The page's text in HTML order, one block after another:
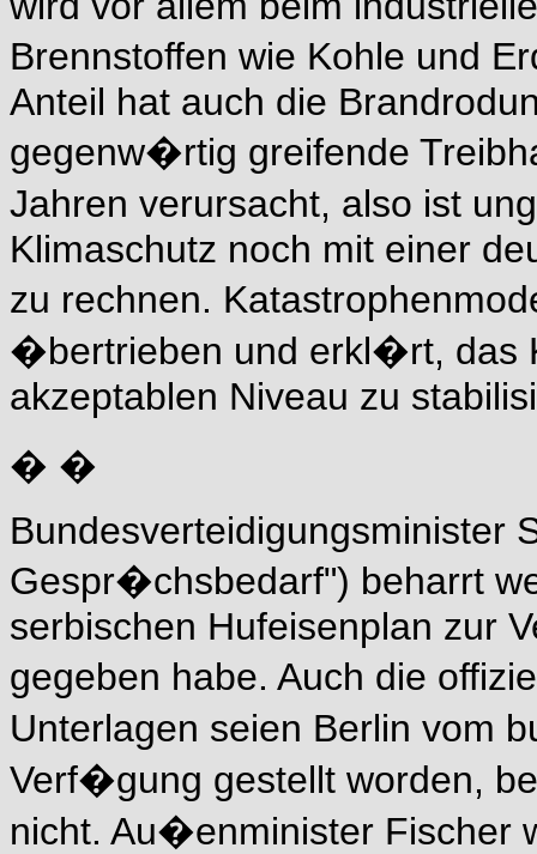
Brennstoffen wie Kohle und
Anteil hat auch die
gegenw�rtig greifende
Jahren verursacht, also ist
Klimaschutz noch mit einer
zu rechnen.
�bertrieben und erkl�rt, das
akzeptablen Niveau zu
� �
Bundesverteidigungsminister
Gespr�chsbedarf") beharrt
serbischen Hufeisenplan zur
gegeben habe. Auch die
Unterlagen seien Berlin vom
Verf�gung gestellt worden,
nicht. Au�enminister Fischer